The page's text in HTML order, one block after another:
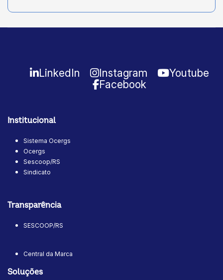
LinkedIn Instagram
Youtube
Facebook
Institucional
Sistema Ocergs
Ocergs
Sescoop/RS
Sindicato
Transparência
SESCOOP/RS
Central da Marca
Soluções